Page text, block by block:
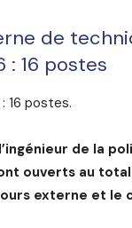
de
: 16 postes
16 postes.
de la
ouverts au total
externe et le